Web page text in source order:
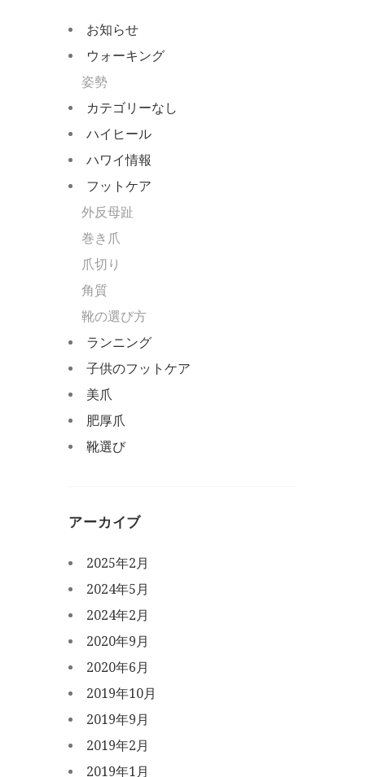
お知らせ
ウォーキング
姿勢
カテゴリーなし
ハイヒール
ハワイ情報
フットケア
外反母趾
巻き爪
爪切り
角質
靴の選び方
ランニング
子供のフットケア
美爪
肥厚爪
靴選び
アーカイブ
2025年2月
2024年5月
2024年2月
2020年9月
2020年6月
2019年10月
2019年9月
2019年2月
2019年1月